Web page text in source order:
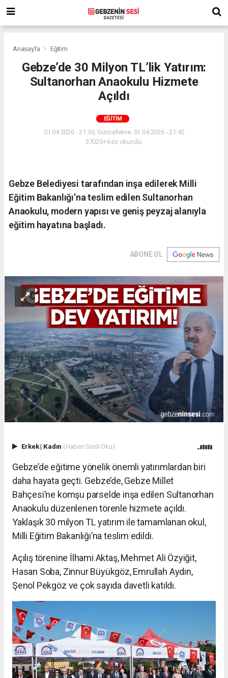
Anasayfa Eğitim
Gebze’de 30 Milyon TL’lik Yatırım:
Sultanorhan Anaokulu Hizmete
Açıldı
EĞITIM
01.04.2026 - 21:36, Güncelleme: 01.04.2026 - 21:45
37025+ kez okundu.
Gebze Belediyesi tarafından inşa edilerek Milli
Eğitim Bakanlığı’na teslim edilen Sultanorhan
Anaokulu, modern yapısı ve geniş peyzaj alanıyla
eğitim hayatına başladı.
ABONE OL
Erkek| Kadın (Haberi Sesli Oku)
Gebze’de eğitime yönelik önemli yatırımlardan biri
daha hayata geçti. Gebze’de, Gebze Millet
Bahçesi’ne komşu parselde inşa edilen Sultanorhan
Anaokulu düzenlenen törenle hizmete açıldı.
Yaklaşık 30 milyon TL yatırım ile tamamlanan okul,
Milli Eğitim Bakanlığı’na teslim edildi.
Açılış törenine İlhami Aktaş, Mehmet Ali Özyiğit,
Hasan Soba, Zinnur Büyükgöz, Emrullah Aydın,
Şenol Pekgöz ve çok sayıda davetli katıldı.